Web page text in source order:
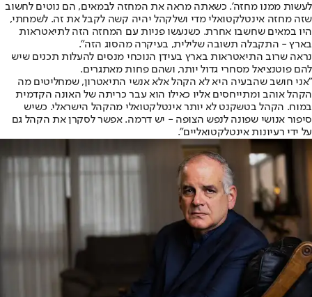
לעשות ממנו מחזה'. כשאתה מראה את המחזה לבמאים, הם נוטים לחשוב
שזה מחזה אינטלקטואלי מדי ושלקהל יהיה קשה לקבל את זה. לשמחתי,
היו במאים שחשבו אחרת. כשנעשו פניות עם המחזה הזה לתיאטראות
בארץ - התקבלה תשובה שלילית, בעיקרה מהסוג הזה".
נראה שרוב התיאטראות בארץ בעידן הנוכחי מנסים להעלות תכנים שיש
להם פוטנציאל מסחרי גדול יותר, ושהם פחות מאתגרים.
"אני חושב שהבעיה היא לא הקהל אלא אנשי התיאטרון, שמחליטים מה
הקהל אוהב ומתייחסים אליו כאילו הוא עבר כריתה של האונה הקדמית
במוח. הקהל בטשקנט לא יותר אינטלקטואלי מהקהל הישראלי. כשיש
סיפור אנושי שפונה לנפש הצופה - יש דרמה. אפשר לסקרן את הקהל גם
על ידי רעיונות אינטלקטואליים".